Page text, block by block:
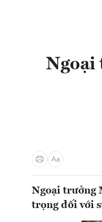
Ngoại
Ngoại trưởng
trọng đối với